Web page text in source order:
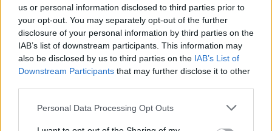
us or personal information disclosed to third parties prior to
your opt-out. You may separately opt-out of the further
disclosure of your personal information by third parties on the
IAB’s list of downstream participants. This information may
also be disclosed by us to third parties on the IAB’s List of
Downstream Participants that may further disclose it to other
Please note that this website/app uses one or more Google
Personal Data Processing Opt Outs